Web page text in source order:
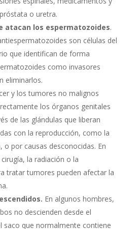
o uretra.
atacan los espermatozoides.
son células del
que identifican de forma
como invasores
eliminarlos.
y los tumores no malignos
los órganos genitales
de las glándulas que liberan
con la reproducción, como la
o por causas desconocidas. En
la radiación o la
tratar tumores pueden afectar la
En algunos hombres,
no descienden desde el
saco que normalmente contiene